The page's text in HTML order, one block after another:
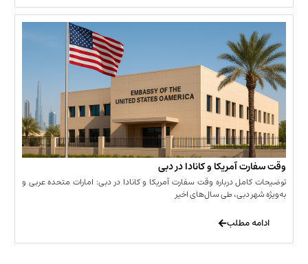
آمریکا و کانادا در دبی
درباره وقت سفارت آمریکا و کانادا در دبی: امارات متحده عربی و
دبی، طی سال‌های اخیر